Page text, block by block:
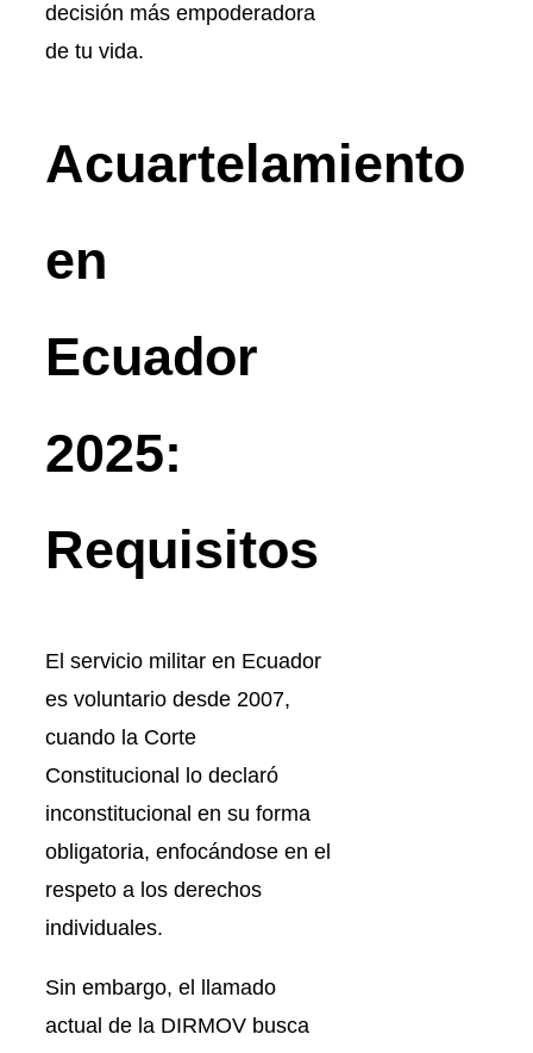
decisión más empoderadora
de tu vida.
Acuartelamiento
en
Ecuador
2025:
Requisitos
El servicio militar en Ecuador
es voluntario desde 2007,
cuando la Corte
Constitucional lo declaró
inconstitucional en su forma
obligatoria, enfocándose en el
respeto a los derechos
individuales.
Sin embargo, el llamado
actual de la DIRMOV busca